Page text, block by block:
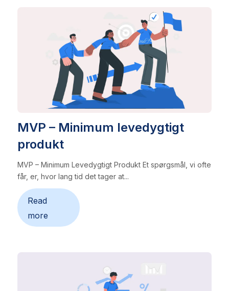
MVP – Minimum levedygtigt
produkt
MVP – Minimum Levedygtigt Produkt Et spørgsmål, vi ofte
får, er, hvor lang tid det tager at...
Read
more